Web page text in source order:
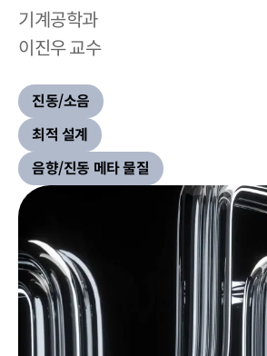
기계공학과
이진우 교수
진동/소음
최적 설계
음향/진동 메타 물질